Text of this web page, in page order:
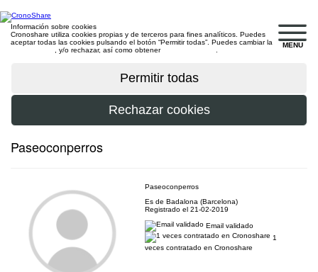
MENU
Información sobre cookies
Cronoshare utiliza cookies propias y de terceros para fines analíticos. Puedes
aceptar todas las cookies pulsando el botón “Permitir todas”. Puedes cambiar la
, y/o rechazar, así como obtener
Paseoconperros
Paseoconperros
Es de Badalona (Barcelona)
Registrado el 21-02-2019
Email validado
1
veces contratado en Cronoshare